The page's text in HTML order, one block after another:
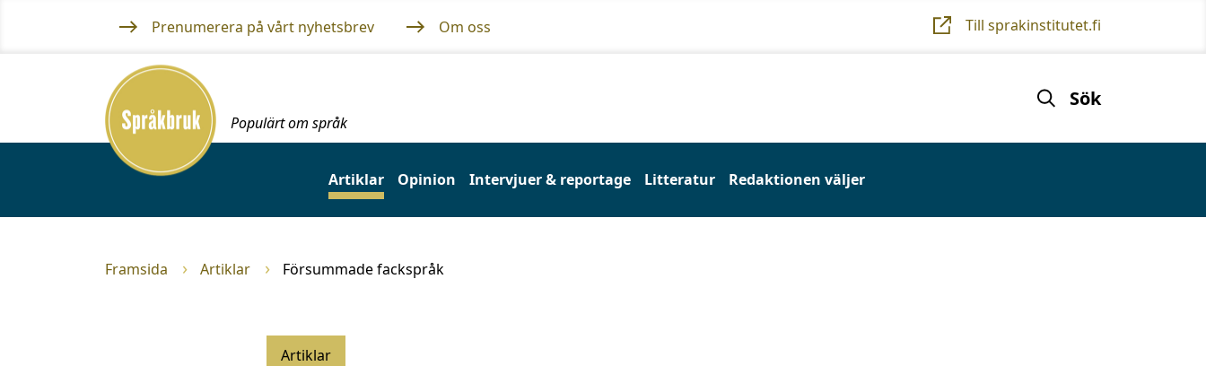
innehållet
Prenumerera på vårt nyhetsbrev Om oss Till sprakinstitutet.fi
Framsida
Populärt om språk
Sök
Artiklar Opinion Intervjuer & reportage Litteratur Redaktionen väljer
Framsida Artiklar Försummade fackspråk
Artiklar